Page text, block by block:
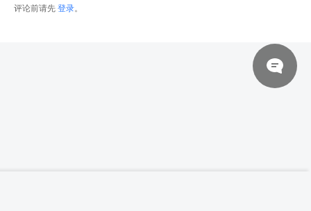
评论前请先 登录。